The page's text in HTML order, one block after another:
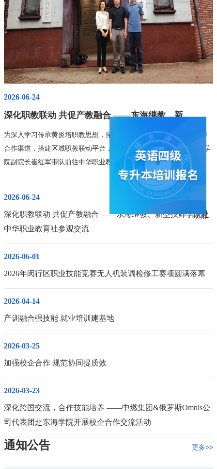
2026-06-24
深化职教联动 共促产教融合 ——东海继教、新型技师学院赴中华职业教育社参观交流
为深入学习传承黄炎培职教思想，拓宽继续教育、职业技能人才培养
合作渠道，搭建区域职教联动平台，6月24日，东海继教、新型技师学
院副院长崔红军带队前往中华职业教育社开展参观学习交流活动，重
点围绕商务数据分析师技能竞赛、产训融合项目等事宜深度洽谈，探
索校社协同育人全新模式。在讲解员引导下，依次参观社史陈列展
区，系统梳理中华职业教育社百年发展脉络，深刻领会“使无业者有
业，使有业者乐业”的核心理念，全面了解职教社在技能竞赛组织、职
业技能等级认定、终身教育培训、创新创业孵化等领域核心业务布
局，学习其依托统战性、教育性、民间性优势链接院校、企业、政府
资源的成熟工作机制 。座谈中，崔红军副院长详细介绍学院现阶段重
点办学项目，双方围绕商务数据分析师职业技能竞赛携手共办、产训
域终身职业教育、聚焦数字技能人才培养的实践表示充分认可，指出
2026-06-24
深化职教联动 共促产教融合 ——东海继教、新型技师学院赴
中华职业教育社参观交流
2026-06-01
2026年闵行区职业技能竞赛无人机装调检修工赛项圆满落幕
2026-04-14
产训融合强技能 就业培训建基地
2026-03-25
加强校企合作 规范协同提质效
2026-03-23
深化跨国交流，合作技能培养 ——中燃集团&俄罗斯Omnis公
司代表团赴东海学院开展校企合作交流活动
通知公告 更多>>